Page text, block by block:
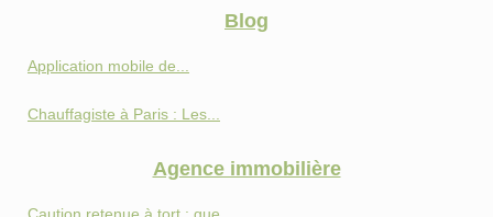
Blog
Application mobile de...
Chauffagiste à Paris : Les...
Agence immobilière